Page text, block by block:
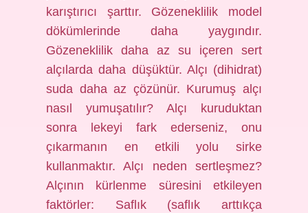
karıştırıcı şarttır. Gözeneklilik model
dökümlerinde daha yaygındır.
Gözeneklilik daha az su içeren sert
alçılarda daha düşüktür. Alçı (dihidrat)
suda daha az çözünür. Kurumuş alçı
nasıl yumuşatılır? Alçı kuruduktan
sonra lekeyi fark ederseniz, onu
çıkarmanın en etkili yolu sirke
kullanmaktır. Alçı neden sertleşmez?
Alçının kürlenme süresini etkileyen
faktörler: Saflık (saflık arttıkça